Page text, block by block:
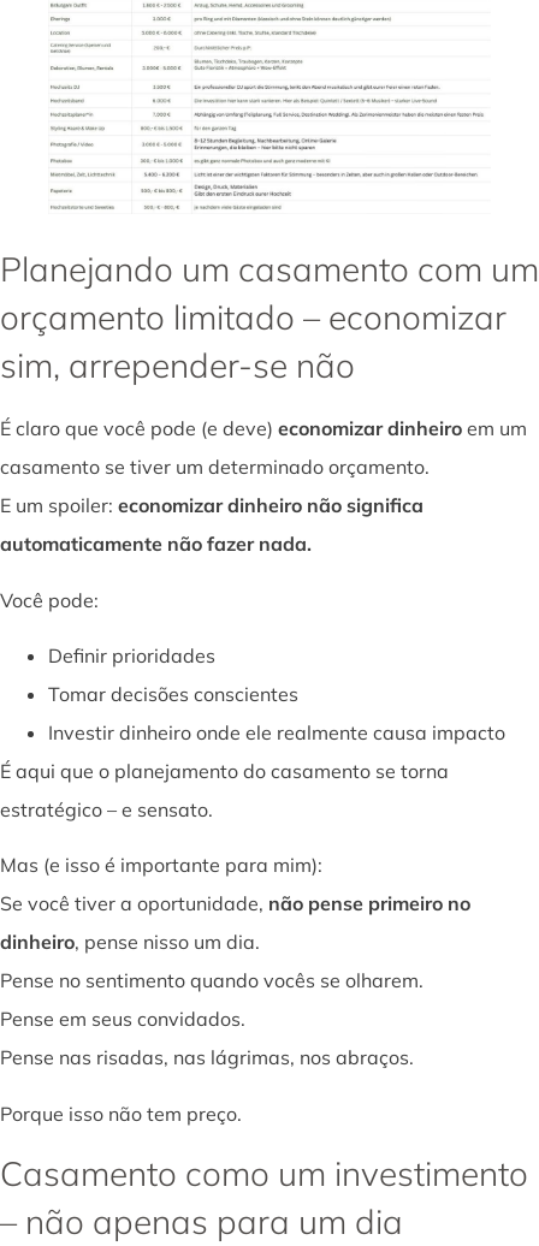
Planejando um casamento com um
orçamento limitado – economizar
sim, arrepender-se não
É claro que você pode (e deve) economizar dinheiro em um
casamento se tiver um determinado orçamento.
E um spoiler: economizar dinheiro não significa
automaticamente não fazer nada.
Você pode:
Definir prioridades
Tomar decisões conscientes
Investir dinheiro onde ele realmente causa impacto
É aqui que o planejamento do casamento se torna
estratégico – e sensato.
Mas (e isso é importante para mim):
Se você tiver a oportunidade, não pense primeiro no
dinheiro, pense nisso um dia.
Pense no sentimento quando vocês se olharem.
Pense em seus convidados.
Pense nas risadas, nas lágrimas, nos abraços.
Porque isso não tem preço.
Casamento como um investimento
– não apenas para um dia